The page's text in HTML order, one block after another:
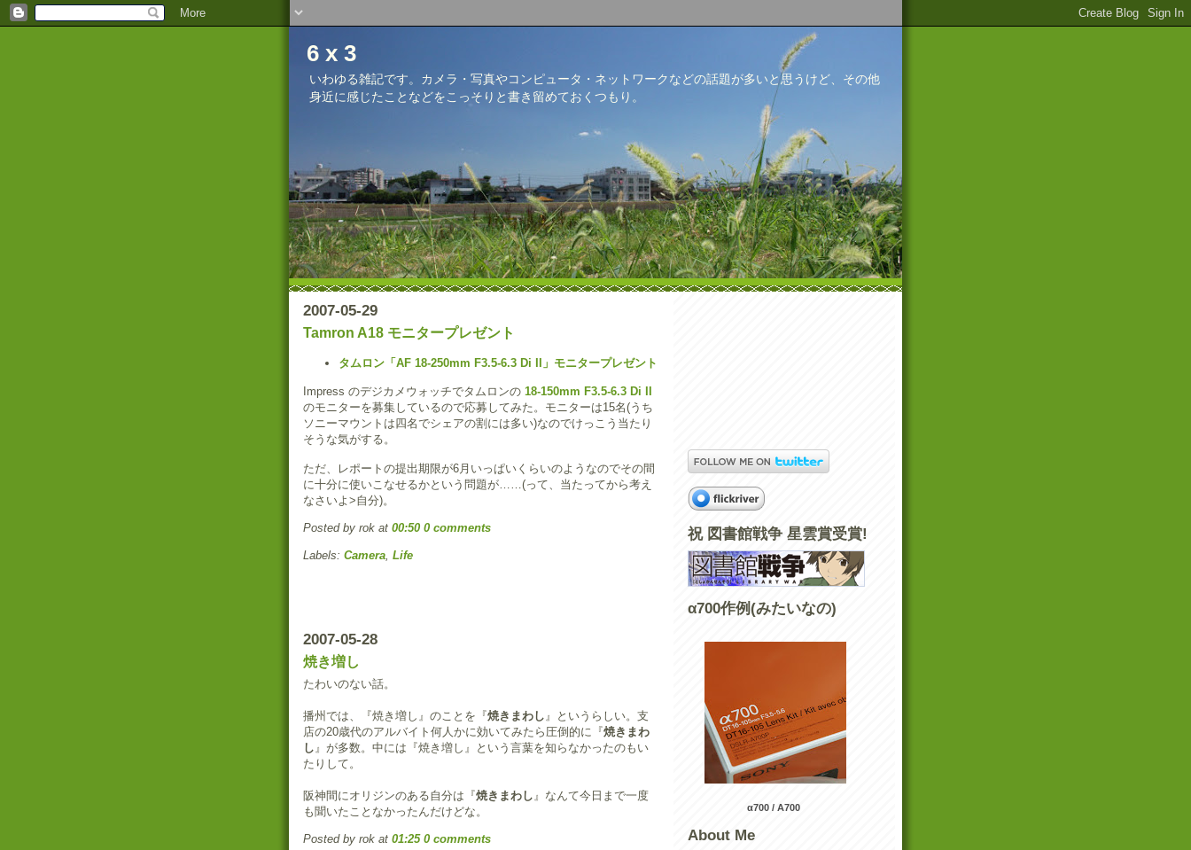
6 x 3
いわゆる雑記です。カメラ・写真やコンピュータ・ネットワークなどの話題が多いと思うけど、その他
身近に感じたことなどをこっそりと書き留めておくつもり。
2007-05-29
Tamron A18 モニタープレゼント
タムロン「AF 18-250mm F3.5-6.3 Di II」モニタープレゼント
Impress のデジカメウォッチでタムロンの 18-150mm F3.5-6.3 Di II
のモニターを募集しているので応募してみた。モニターは15名(うち
ソニーマウントは四名でシェアの割には多い)なのでけっこう当たり
そうな気がする。
ただ、レポートの提出期限が6月いっぱいくらいのようなのでその間
に十分に使いこなせるかという問題が……(って、当たってから考え
なさいよ>自分)。
Posted by rok at 00:50 0 comments
Labels: Camera, Life
2007-05-28
焼き増し
たわいのない話。
播州では、『焼き増し』のことを『焼きまわし』というらしい。支
店の20歳代のアルバイト何人かに効いてみたら圧倒的に『焼きまわ
し』が多数。中には『焼き増し』という言葉を知らなかったのもい
たりして。
阪神間にオリジンのある自分は『焼きまわし』なんて今日まで一度
も聞いたことなかったんだけどな。
Posted by rok at 01:25 0 comments
祝 図書館戦争 星雲賞受賞!
α700作例(みたいなの)
α700 / A700
About Me